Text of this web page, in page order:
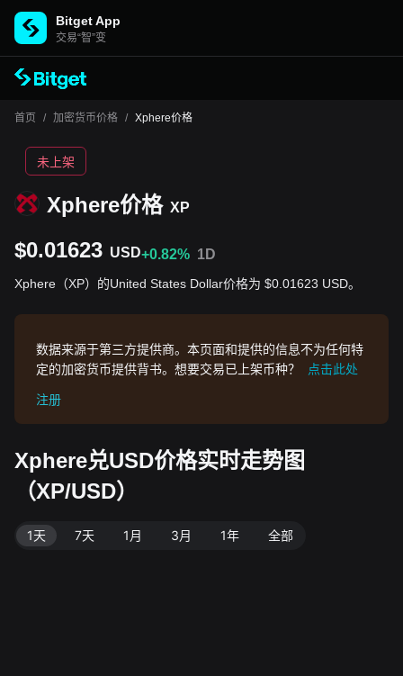
Bitget App
交易“智”变
首页 / 加密货币价格 / Xphere价格
Xphere价格 XP
未上架
$0.01623 USD+0.82% 1D
Xphere（XP）的United States Dollar价格为 $0.01623 USD。
数据来源于第三方提供商。本页面和提供的信息不为任何特
定的加密货币提供背书。想要交易已上架币种？
点击此处
注册
Xphere兑USD价格实时走势图
（XP/USD）
1天 7天 1月 3月 1年 全部